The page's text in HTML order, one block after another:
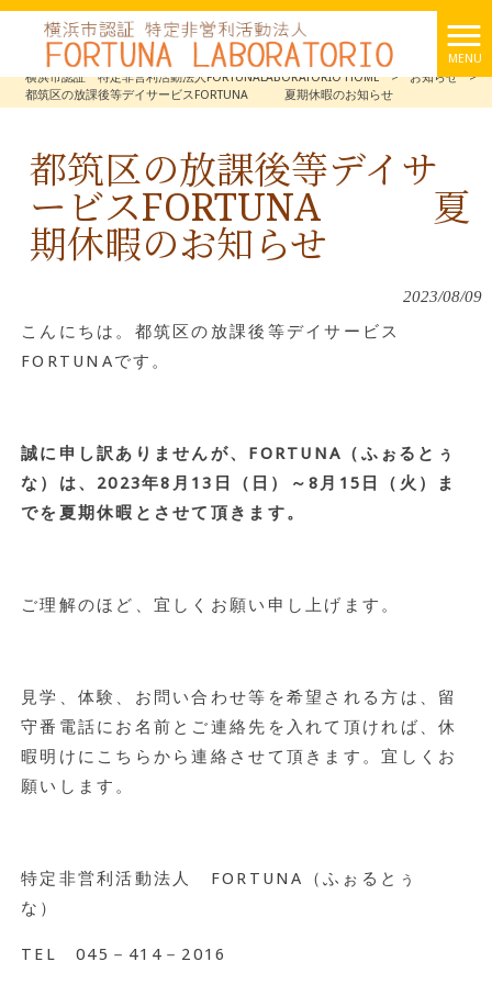
MENU
横浜市認証 特定非営利活動法人FORTUNALABORATORIO HOME
> お知らせ
>
都筑区の放課後等デイサービスFORTUNA 夏期休暇のお知らせ
都筑区の放課後等デイサ
ービスFORTUNA 夏
期休暇のお知らせ
2023/08/09
こんにちは。都筑区の放課後等デイサービス
FORTUNAです。
誠に申し訳ありませんが、FORTUNA（ふぉるとぅ
な）は、2023年8月13日（日）～8月15日（火）ま
でを夏期休暇とさせて頂きます。
ご理解のほど、宜しくお願い申し上げます。
見学、体験、お問い合わせ等を希望される方は、留
守番電話にお名前とご連絡先を入れて頂ければ、休
暇明けにこちらから連絡させて頂きます。宜しくお
願いします。
特定非営利活動法人 FORTUNA（ふぉるとぅ
な）
TEL 045－414－2016